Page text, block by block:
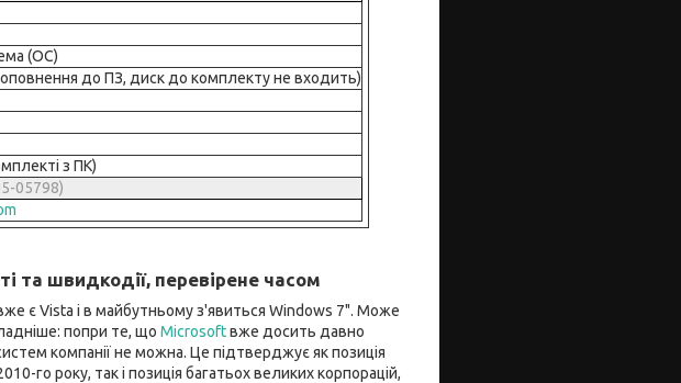
(OC)
до ПЗ, диск до комплекту не входить)
з ПК)
05798)
та швидкодії, перевірене часом
є Vista і в майбутньому з'явиться Windows 7". Може
попри те, що Microsoftвже досить давно
компанії не можна. Це підтверджує як позиція
го року, так і позиція багатьох великих корпорацій,